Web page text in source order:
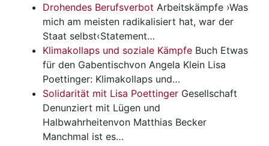
Drohendes Berufsverbot Arbeitskämpfe ›Was
mich am meisten radikalisiert hat, war der
Staat selbst‹Statement…
Klimakollaps und soziale Kämpfe Buch Etwas
für den Gabentischvon Angela Klein Lisa
Poettinger: Klimakollaps und…
Solidarität mit Lisa Poettinger Gesellschaft
Denunziert mit Lügen und
Halbwahrheitenvon Matthias Becker
Manchmal ist es…